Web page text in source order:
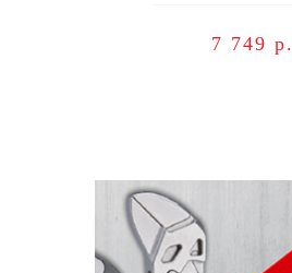
7 749 р.